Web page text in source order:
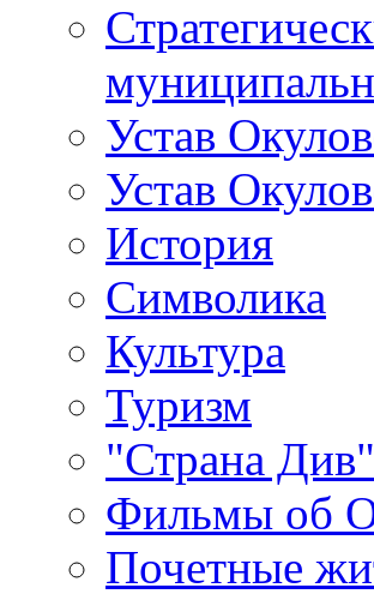
Устав
Устав
История
Символика
Культура
Туризм
"Страна
Фильмы об
Почетные